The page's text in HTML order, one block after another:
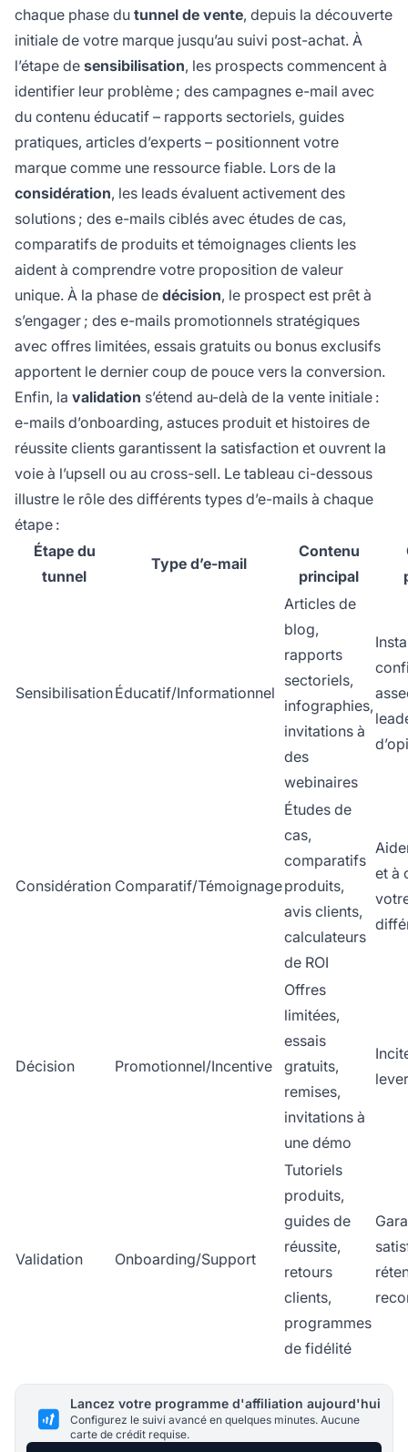
chaque phase du tunnel de vente, depuis la découverte
initiale de votre marque jusqu’au suivi post-achat. À
l’étape de sensibilisation, les prospects commencent à
identifier leur problème ; des campagnes e-mail avec
du contenu éducatif – rapports sectoriels, guides
pratiques, articles d’experts – positionnent votre
marque comme une ressource fiable. Lors de la
considération, les leads évaluent activement des
solutions ; des e-mails ciblés avec études de cas,
comparatifs de produits et témoignages clients les
aident à comprendre votre proposition de valeur
unique. À la phase de décision, le prospect est prêt à
s’engager ; des e-mails promotionnels stratégiques
avec offres limitées, essais gratuits ou bonus exclusifs
apportent le dernier coup de pouce vers la conversion.
Enfin, la validation s’étend au-delà de la vente initiale :
e-mails d’onboarding, astuces produit et histoires de
réussite clients garantissent la satisfaction et ouvrent la
voie à l’upsell ou au cross-sell. Le tableau ci-dessous
illustre le rôle des différents types d’e-mails à chaque
étape :
Étape du
tunnel
Type d’e-mail
Contenu
principal
SensibilisationÉducatif/Informationnel
Articles de
blog,
rapports
sectoriels,
infographies,
invitations à
des
webinaires
Considération Comparatif/Témoignage
Études de
cas,
comparatifs
produits,
avis clients,
calculateurs
de ROI
et à
Décision Promotionnel/Incentive
Offres
limitées,
essais
gratuits,
remises,
invitations à
une démo
Validation Onboarding/Support
Tutoriels
produits,
guides de
réussite,
retours
clients,
programmes
de fidélité
Lancez votre programme d'affiliation aujourd'hui
Configurez le suivi avancé en quelques minutes. Aucune
carte de crédit requise.